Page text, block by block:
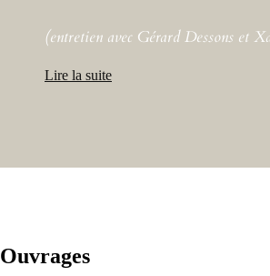
(entretien avec Gérard Dessons et
Lire la suite
Ouvrages